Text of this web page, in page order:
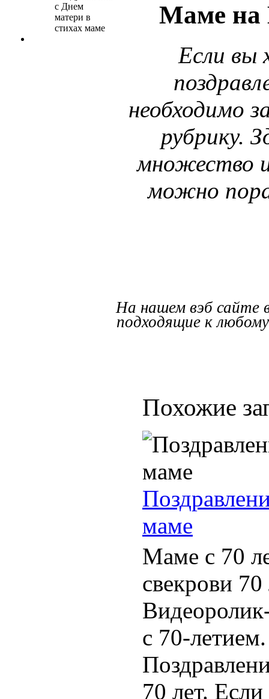
Маме на
Если вы
необходимо
рубрику.
множество
можно
На нашем вэб сайте
подходящие к
Похожие
маме
Маме с 70
свекрови
с 70-
70 лет.